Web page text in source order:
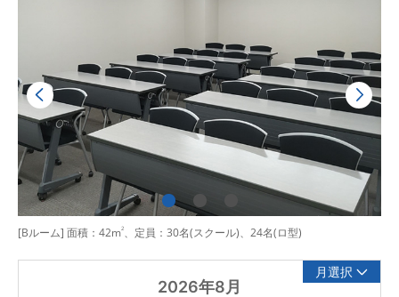
[Bルーム] 面積：42m2、定員：30名(スクール)、24名(ロ型)
月選択
2026年8月